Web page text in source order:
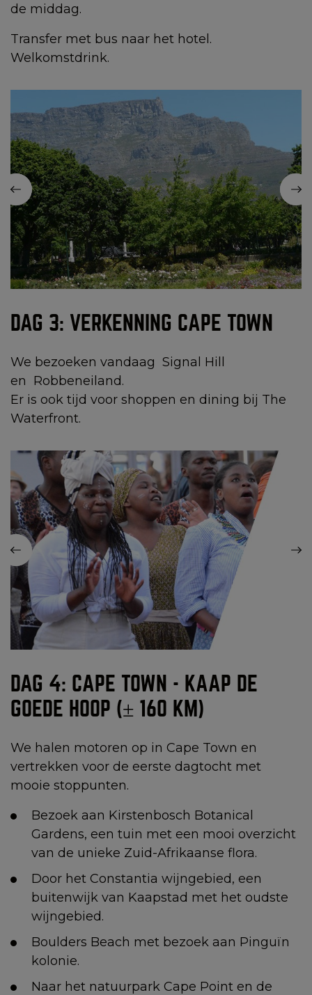
de middag.
Transfer met bus naar het hotel.
Welkomstdrink.
DAG 3: VERKENNING CAPE TOWN
We bezoeken vandaag Signal Hill
en Robbeneiland.
Er is ook tijd voor shoppen en dining bij The
Waterfront.
DAG 4: CAPE TOWN - KAAP DE
GOEDE HOOP (± 160 KM)
We halen motoren op in Cape Town en
vertrekken voor de eerste dagtocht met
mooie stoppunten.
Bezoek aan Kirstenbosch Botanical
Gardens, een tuin met een mooi overzicht
van de unieke Zuid-Afrikaanse flora.
Door het Constantia wijngebied, een
buitenwijk van Kaapstad met het oudste
wijngebied.
Boulders Beach met bezoek aan Pinguïn
kolonie.
Naar het natuurpark Cape Point en de